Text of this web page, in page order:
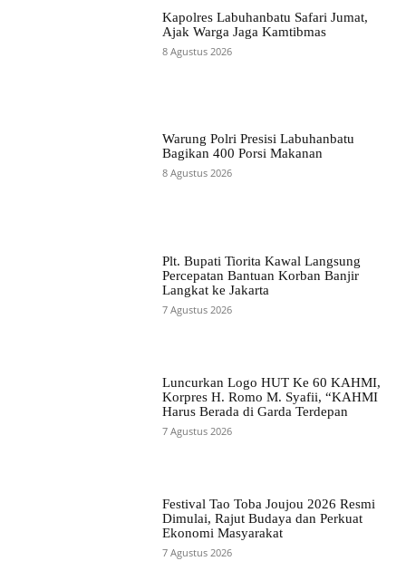
Kapolres Labuhanbatu Safari Jumat,
Ajak Warga Jaga Kamtibmas
8 Agustus 2026
Warung Polri Presisi Labuhanbatu
Bagikan 400 Porsi Makanan
8 Agustus 2026
Plt. Bupati Tiorita Kawal Langsung
Percepatan Bantuan Korban Banjir
Langkat ke Jakarta
7 Agustus 2026
Luncurkan Logo HUT Ke 60 KAHMI,
Korpres H. Romo M. Syafii, “KAHMI
Harus Berada di Garda Terdepan
7 Agustus 2026
Festival Tao Toba Joujou 2026 Resmi
Dimulai, Rajut Budaya dan Perkuat
Ekonomi Masyarakat
7 Agustus 2026